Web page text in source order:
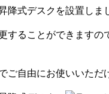
降式デスクを設置しま
することができます
ご自由にお使いいただ